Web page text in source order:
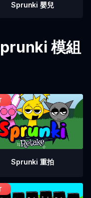
Sprunki 嬰兒
模組
Sprunki 重拍